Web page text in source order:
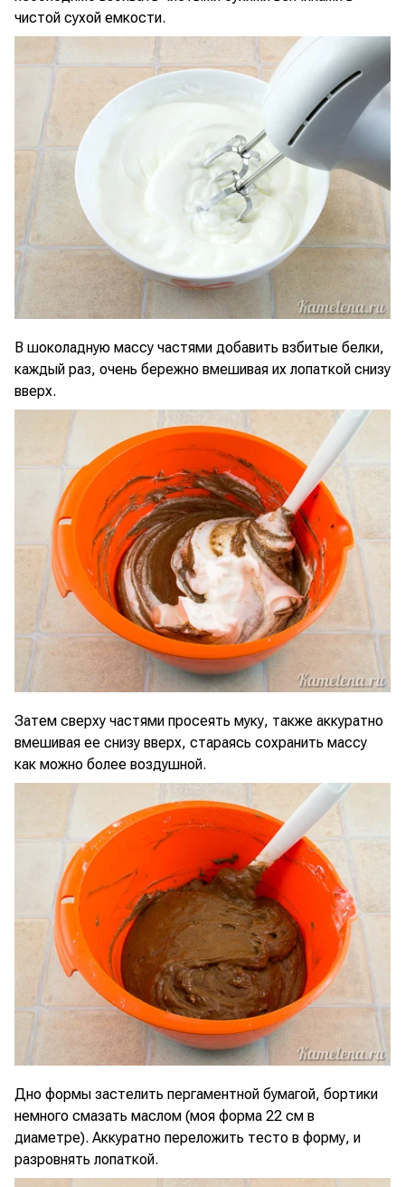
чистой сухой емкости.
В шоколадную массу частями добавить взбитые белки,
каждый раз, очень бережно вмешивая их лопаткой снизу
вверх.
Затем сверху частями просеять муку, также аккуратно
вмешивая ее снизу вверх, стараясь сохранить массу
как можно более воздушной.
Дно формы застелить пергаментной бумагой, бортики
немного смазать маслом (моя форма 22 см в
диаметре). Аккуратно переложить тесто в форму, и
разровнять лопаткой.